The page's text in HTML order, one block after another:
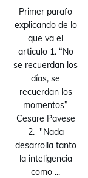
Primer parafo
explicando de lo
que va el
articulo 1. “No
se recuerdan los
días, se
recuerdan los
momentos”
Cesare Pavese
2. "Nada
desarrolla tanto
la inteligencia
como ...